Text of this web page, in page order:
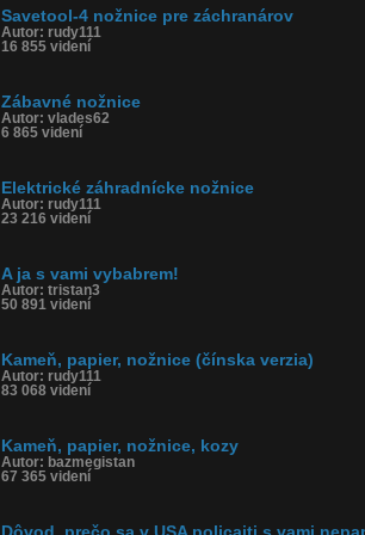
Savetool-4 nožnice pre záchranárov
Autor: rudy111
16 855 videní
Zábavné nožnice
Autor: vlades62
6 865 videní
Elektrické záhradnícke nožnice
Autor: rudy111
23 216 videní
A ja s vami vybabrem!
Autor: tristan3
50 891 videní
Kameň, papier, nožnice (čínska verzia)
Autor: rudy111
83 068 videní
Kameň, papier, nožnice, kozy
Autor: bazmegistan
67 365 videní